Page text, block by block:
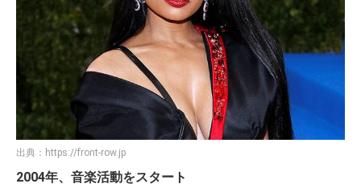
出典： https://front-row.jp
2004年、音楽活動をスタート